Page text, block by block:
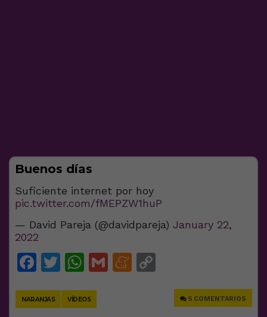
Buenos días
Suficiente internet por hoy
pic.twitter.com/fMEPZW1huP
— David Pareja (@davidpareja) January 22,
2022
Facebook
Twitter
WhatsApp
GmailMeneame
NARANJAS VÍDEOS 5 COMENTARIOS